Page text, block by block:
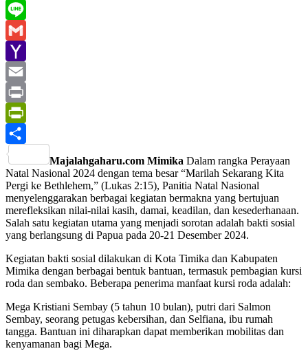
WhatsApp
Line
Gmail
Yahoo
Mail
Email
Print
PrintFriendly
Share
Majalahgaharu.com Mimika Dalam rangka Perayaan
Natal Nasional 2024 dengan tema besar “Marilah Sekarang Kita
Pergi ke Bethlehem,” (Lukas 2:15), Panitia Natal Nasional
menyelenggarakan berbagai kegiatan bermakna yang bertujuan
merefleksikan nilai-nilai kasih, damai, keadilan, dan kesederhanaan.
Salah satu kegiatan utama yang menjadi sorotan adalah bakti sosial
yang berlangsung di Papua pada 20-21 Desember 2024.
Kegiatan bakti sosial dilakukan di Kota Timika dan Kabupaten
Mimika dengan berbagai bentuk bantuan, termasuk pembagian kursi
roda dan sembako. Beberapa penerima manfaat kursi roda adalah:
Mega Kristiani Sembay (5 tahun 10 bulan), putri dari Salmon
Sembay, seorang petugas kebersihan, dan Selfiana, ibu rumah
tangga. Bantuan ini diharapkan dapat memberikan mobilitas dan
kenyamanan bagi Mega.